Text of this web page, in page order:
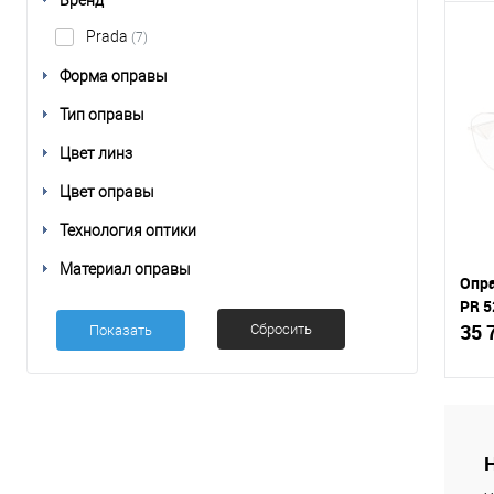
Prada (7)
Форма оправы
Тип оправы
Цвет линз
Цвет оправы
Технология оптики
Материал оправы
Сбросить
PR
35
К